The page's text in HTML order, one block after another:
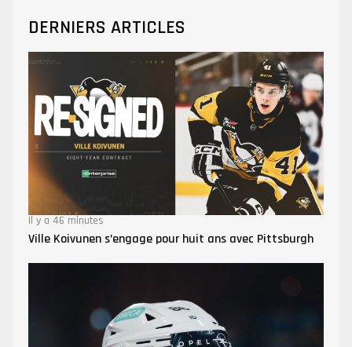
DERNIERS ARTICLES
Il y a 46 minutes
Ville Koivunen s’engage pour huit ans avec Pittsburgh